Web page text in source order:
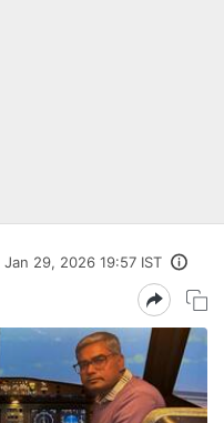
Jan 29, 2026 19:57 IST